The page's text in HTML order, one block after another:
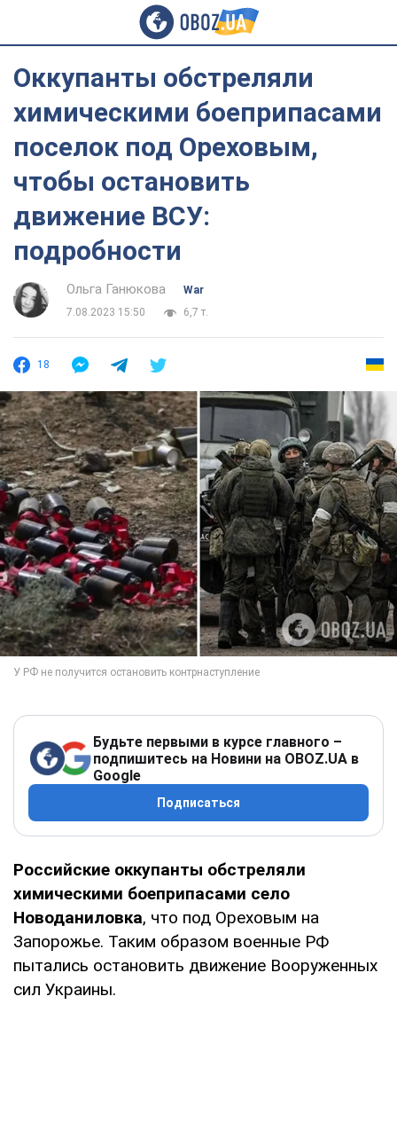
Оккупанты обстреляли
химическими боеприпасами
поселок под Ореховым,
чтобы остановить
движение ВСУ:
подробности
Ольга Ганюкова
War
7.08.2023 15:50
6,7 т.
18
Будьте первыми в курсе главного –
подпишитесь на Новини на OBOZ.UA в
Google
Подписаться
Российские оккупанты обстреляли
химическими боеприпасами село
Новоданиловка, что под Ореховым на
Запорожье. Таким образом военные РФ
пытались остановить движение Вооруженных
сил Украины.